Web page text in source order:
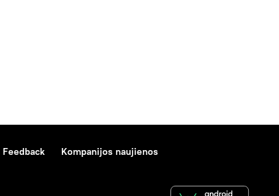
Feedback Kompanijos naujienos